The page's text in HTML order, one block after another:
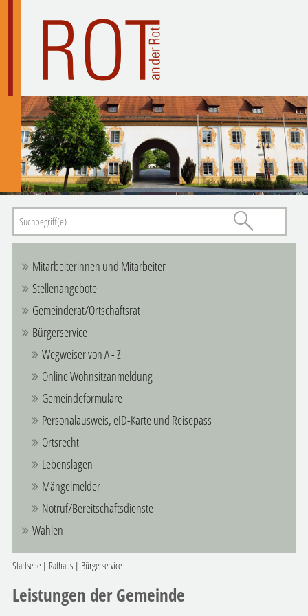
Mitarbeiterinnen und Mitarbeiter
Stellenangebote
Gemeinderat/Ortschaftsrat
Bürgerservice
Wegweiser von A - Z
Online Wohnsitzanmeldung
Gemeindeformulare
Personalausweis, eID-Karte und Reisepass
Ortsrecht
Lebenslagen
Mängelmelder
Notruf/Bereitschaftsdienste
Wahlen
Startseite| Rathaus| Bürgerservice
Leistungen der Gemeinde